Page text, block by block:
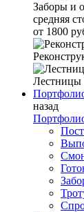
Заборы и
средняя
от 1800
Лестницы
назад